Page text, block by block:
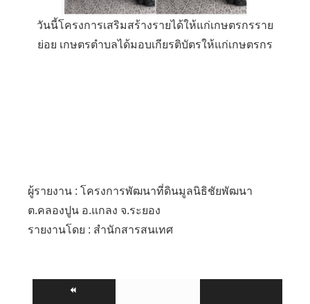
วันนี้โครงการเสริมสร้างรายได้ให้แก่เกษตรกรราย
ย่อย เกษตรตำบลได้มอบเกียรติบัตรให้แก่เกษตรกร
ผู้รายงาน : โครงการพัฒนาที่ดินมูลนิธิชัยพัฒนา
ต.คลองปูน อ.แกลง จ.ระยอง
รายงานโดย : สำนักสารสนเทศ